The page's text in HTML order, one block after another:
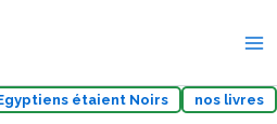
nos livres
étaient Noirs